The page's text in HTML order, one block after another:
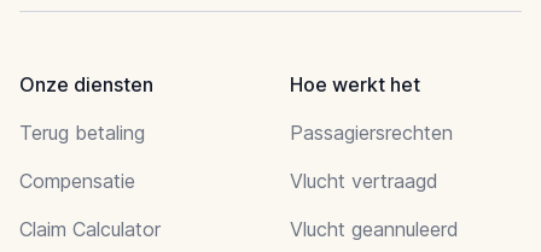
Onze diensten
Terug betaling
Compensatie
Claim Calculator
Hoe werkt het
Passagiersrechten
Vlucht vertraagd
Vlucht geannuleerd